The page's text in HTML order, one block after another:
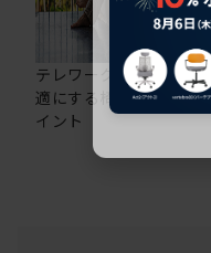
テレワークの仕事を快
適にする椅子選びのポ
イント